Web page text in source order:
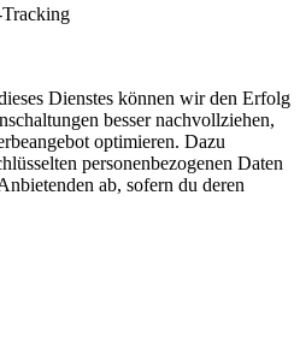
Dienstes können wir den Erfolg
besser nachvollziehen,
optimieren. Dazu
personenbezogenen Daten
ab, sofern du deren